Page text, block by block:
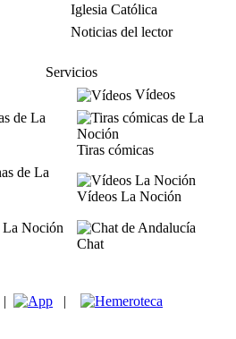
Iglesia Católica
Noticias del lector
Servicios
Vídeos
Tiras cómicas
Vídeos La Noción
Chat
| |